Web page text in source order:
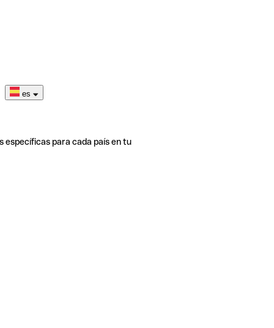
es
específicas para cada país en tu